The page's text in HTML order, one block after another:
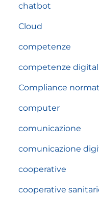
chatbot
Cloud
competenze
competenze
Compliance
computer
comunicazione
comunicazione
cooperative
cooperative